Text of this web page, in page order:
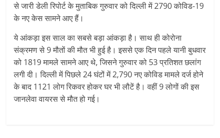
से जारी डेली रिपोर्ट के मुताबिक गुरुवार को दिल्ली में 2790 कोविड-19
के नए केस सामने आए हैं।
ये आंकड़ा इस साल का सबसे बड़ा आंकड़ा है। साथ ही कोरोना
संक्रमण से 9 मौतों की मौत भी हुई है। इससे एक दिन पहले यानी बुधवार
को 1819 मामले सामने आए थे, जिसने गुरुवार को 53 प्रतिशत छलांग
लगी दी। दिल्ली में पिछले 24 घंटों में 2,790 नए कोविड मामले दर्ज होने
के बाद 1121 लोग रिकवर होकर घर भी लौटें है। वहीं 9 लोगों की इस
जानलेवा वायरस से मौत हो गई।